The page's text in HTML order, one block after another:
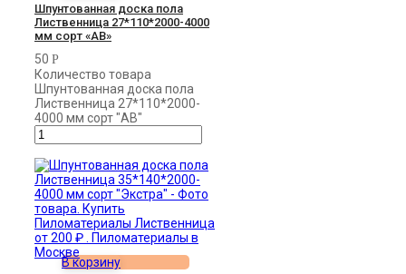
Шпунтованная доска пола
Лиственница 27*110*2000-4000
мм сорт «АВ»
50 Р
Количество товара
Шпунтованная доска пола
Лиственница 27*110*2000-
4000 мм сорт "АВ"
В корзину